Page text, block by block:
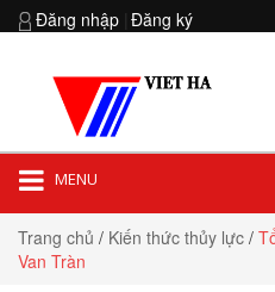
Đăng nhập Đăng ký
Hotline:
MENU
Trang chủ / Kiến thức thủy lực /
Van Tràn